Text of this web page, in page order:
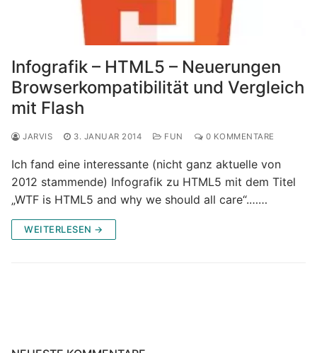
Infografik – HTML5 – Neuerungen
Browserkompatibilität und Vergleich
mit Flash
JARVIS 3. JANUAR 2014 FUN 0 KOMMENTARE
Ich fand eine interessante (nicht ganz aktuelle von
2012 stammende) Infografik zu HTML5 mit dem Titel
„WTF is HTML5 and why we should all care“.……
WEITERLESEN →